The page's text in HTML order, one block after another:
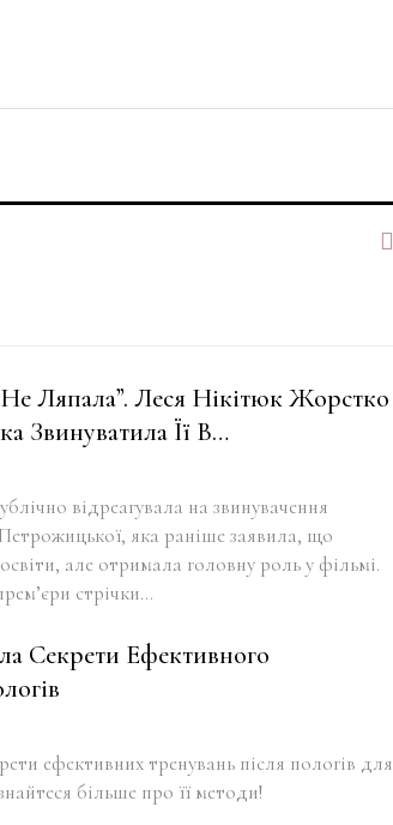
Ляпала”. Леся Нікітюк Жорстко
Звинуватила Її В…
відреагувала на звинувачення
яка раніше заявила, що
але отримала головну роль у фільмі.
стрічки…
Секрети Ефективного
ефективних тренувань після пологів для
більше про її методи!